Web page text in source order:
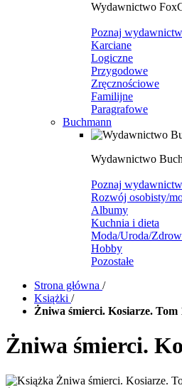
Wydawnictwo
Poznaj
Karciane
Logiczne
Przygodowe
Zręcznościowe
Familijne
Paragrafowe
Buchmann
Wydawnictwo
Poznaj
Rozwój osobisty/
Albumy
Kuchnia i dieta
Moda/Uroda/
Hobby
Pozostałe
Strona główna /
Książki /
Żniwa śmierci. Kosiarze. Tom
Żniwa śmierci.